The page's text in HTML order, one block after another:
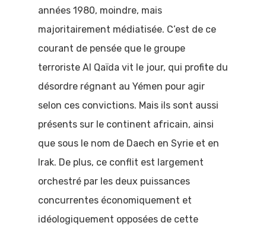
années 1980, moindre, mais
majoritairement médiatisée. C’est de ce
courant de pensée que le groupe
terroriste Al Qaïda vit le jour, qui profite du
désordre régnant au Yémen pour agir
selon ces convictions. Mais ils sont aussi
présents sur le continent africain, ainsi
que sous le nom de Daech en Syrie et en
Irak. De plus, ce conflit est largement
orchestré par les deux puissances
concurrentes économiquement et
idéologiquement opposées de cette